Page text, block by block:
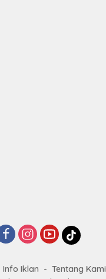
Info Iklan Tentang Kami